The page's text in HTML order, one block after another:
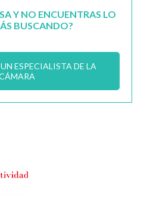
Y NO ENCUENTRAS LO
BUSCANDO?
ESPECIALISTA DE LA